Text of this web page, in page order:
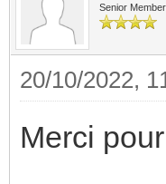
Senior Member
20/10/2022,
Merci